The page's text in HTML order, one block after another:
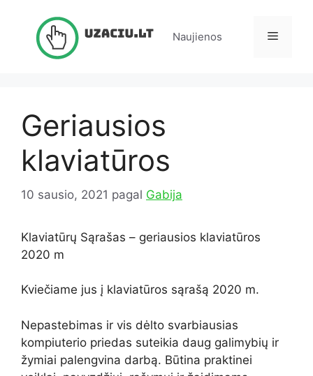
Naujienos Meniu
Geriausios
klaviatūros
10 sausio, 2021 pagal Gabija
Klaviatūrų Sąrašas – geriausios klaviatūros
2020 m
Kviečiame jus į klaviatūros sąrašą 2020 m.
Nepastebimas ir vis dėlto svarbiausias
kompiuterio priedas suteikia daug galimybių ir
žymiai palengvina darbą. Būtina praktinei